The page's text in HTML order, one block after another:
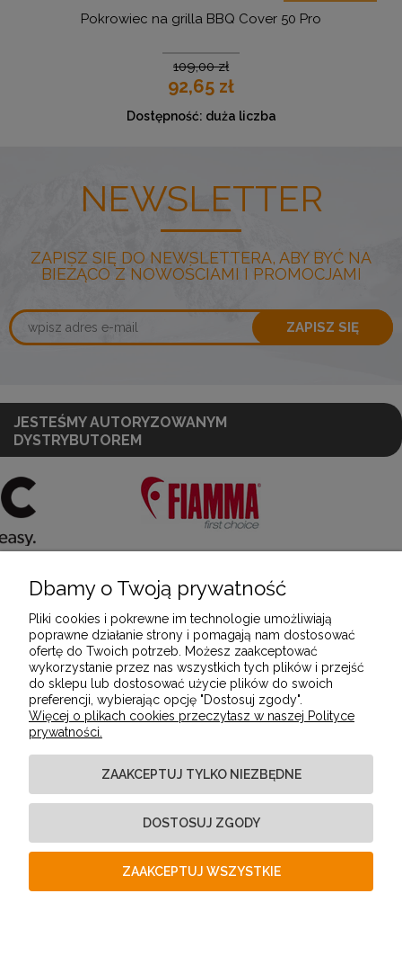
Pokrowiec na grilla BBQ Cover 50 Pro
109,00 zł
92,65 zł
Dostępność: duża liczba
NEWSLETTER
ZAPISZ SIĘ DO NEWSLETTERA, ABY BYĆ NA
BIEŻĄCO Z NOWOŚCIAMI I PROMOCJAMI
ZAPISZ SIĘ
JESTEŚMY AUTORYZOWANYM
DYSTRYBUTOREM
POMOC
MOJE KONTO
PŁATNOŚCI I DOSTAWA
INFORMACJE
O NAS
Dbamy o Twoją prywatność
Pliki cookies i pokrewne im technologie umożliwiają
poprawne działanie strony i pomagają nam dostosować
ofertę do Twoich potrzeb. Możesz zaakceptować
wykorzystanie przez nas wszystkich tych plików i przejść
do sklepu lub dostosować użycie plików do swoich
preferencji, wybierając opcję "Dostosuj zgody".
Więcej o plikach cookies przeczytasz w naszej Polityce
prywatności.
ZAAKCEPTUJ TYLKO NIEZBĘDNE
DOSTOSUJ ZGODY
ZAAKCEPTUJ WSZYSTKIE